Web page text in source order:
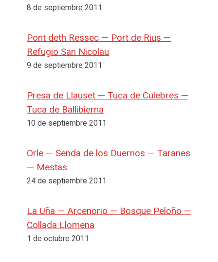
8 de septiembre 2011
Pont deth Ressec — Port de Rius —
Refugio San Nicolau
9 de septiembre 2011
Presa de Llauset — Tuca de Culebres —
Tuca de Ballibierna
10 de septiembre 2011
Orle — Senda de los Duernos — Taranes
— Mestas
24 de septiembre 2011
La Uña — Arcenorio — Bosque Peloño —
Collada Llomena
1 de octubre 2011